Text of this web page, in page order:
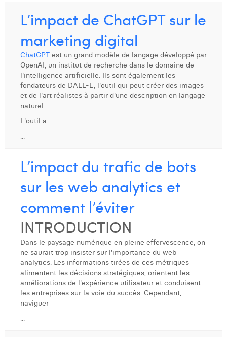
L’impact de ChatGPT sur le
marketing digital
ChatGPT est un grand modèle de langage développé par
OpenAI, un institut de recherche dans le domaine de
l'intelligence artificielle. Ils sont également les
fondateurs de DALL-E, l'outil qui peut créer des images
et de l'art réalistes à partir d'une description en langage
naturel.
L'outil a
...
L’impact du trafic de bots
sur les web analytics et
comment l’éviter
INTRODUCTION
Dans le paysage numérique en pleine effervescence, on
ne saurait trop insister sur l'importance du web
analytics. Les informations tirées de ces métriques
alimentent les décisions stratégiques, orientent les
améliorations de l'expérience utilisateur et conduisent
les entreprises sur la voie du succès. Cependant,
naviguer
...